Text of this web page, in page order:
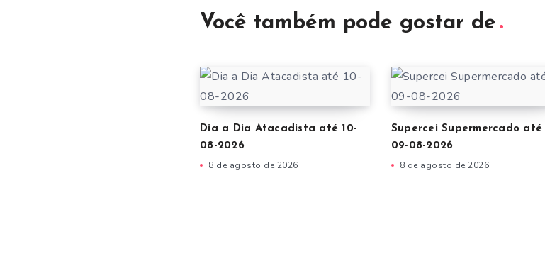
Você também pode gostar de
Dia a Dia Atacadista até 10-
08-2026
8 de agosto de 2026
Supercei Supermercado até
09-08-2026
8 de agosto de 2026